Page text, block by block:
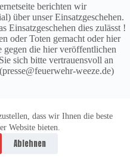
dass wir Ihnen die beste
Website bieten.
Ablehnen
berichten wir
über unser Einsatzgeschehen.
Einsatzgeschehen dies zulässt !
oder Toten gemacht oder hier
die hier veröffentlichen
sich bitte vertrauensvoll an
weeze.de)
Impressum
vitolution